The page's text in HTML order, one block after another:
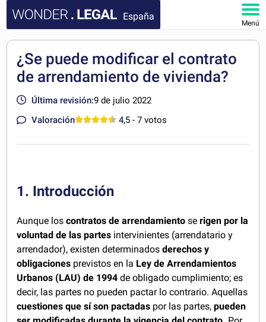
España
Menú
DOCUMENTOS
FAQ
¿Se puede modificar el contrato
de arrendamiento de vivienda?
Última revisión:9 de julio 2022
Valoración
4,5 - 7 votos
1. Introducción
Aunque loscontratos de arrendamiento serigen por la
voluntad de las partes intervinientes (arrendatario y
arrendador), existen determinadosderechos y
obligaciones previstos en la Ley de Arrendamientos
Urbanos (LAU) de 1994 de obligado cumplimiento; es
decir, las partes no pueden pactar lo contrario. Aquellas
cuestiones que sí son pactadas por las partes,pueden